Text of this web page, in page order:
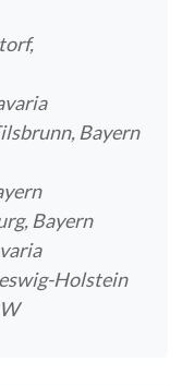
Bayern
Bayern
Holstein